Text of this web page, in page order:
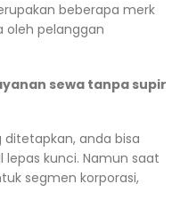
beberapa merk
oleh pelanggan
sewa tanpa supir
anda bisa
kunci. Namun saat
segmen korporasi,